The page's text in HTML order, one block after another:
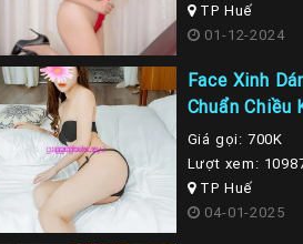
TP Huế
01-12-2024
Face Xinh
Chuẩn Chiều
Giá gọi: 700K
Lượt xem:
TP Huế
04-01-2025